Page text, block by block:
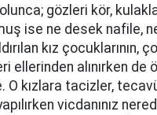
gözleri kör,
ise ne desek nafile,
kız çocuklarının,
ellerinden alınırken de
O kızlara tacizler,
vicdanınız